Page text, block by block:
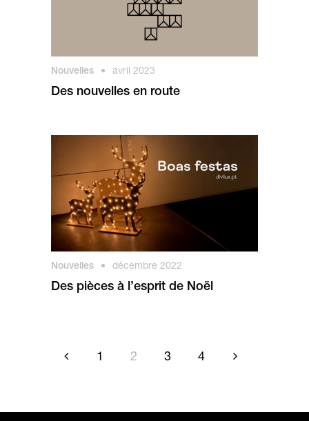
Nouvelles • avril 2023
Des nouvelles en route
Nouvelles • décembre 2022
Des pièces à l’esprit de Noël
1 2 3 4